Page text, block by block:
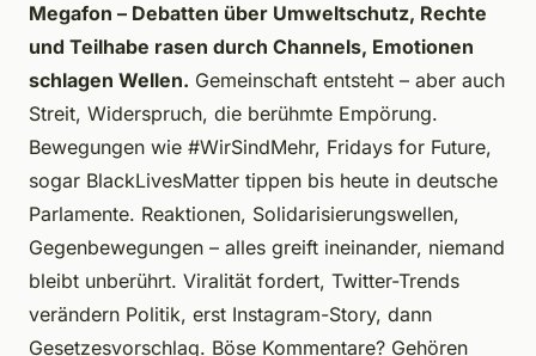
Megafon – Debatten über Umweltschutz, Rechte
und Teilhabe rasen durch Channels, Emotionen
schlagen Wellen. Gemeinschaft entsteht – aber auch
Streit, Widerspruch, die berühmte Empörung.
Bewegungen wie #WirSindMehr, Fridays for Future,
sogar BlackLivesMatter tippen bis heute in deutsche
Parlamente. Reaktionen, Solidarisierungswellen,
Gegenbewegungen – alles greift ineinander, niemand
bleibt unberührt. Viralität fordert, Twitter-Trends
verändern Politik, erst Instagram-Story, dann
Gesetzesvorschlag. Böse Kommentare? Gehören